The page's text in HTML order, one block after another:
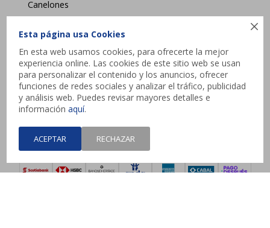

Esta página usa Cookies
En esta web usamos cookies, para ofrecerte la mejor
experiencia online. Las cookies de este sitio web se usan
para personalizar el contenido y los anuncios, ofrecer
funciones de redes sociales y analizar el tráfico, publicidad
y análisis web. Puedes revisar mayores detalles e
informaciónaquí.
ACEPTAR RECHAZAR
Canelones
contacto@jysk.uy
Lunes a Domingo de 10 a 21 hs - Pick up web 3 a
4 días hábiles.
   